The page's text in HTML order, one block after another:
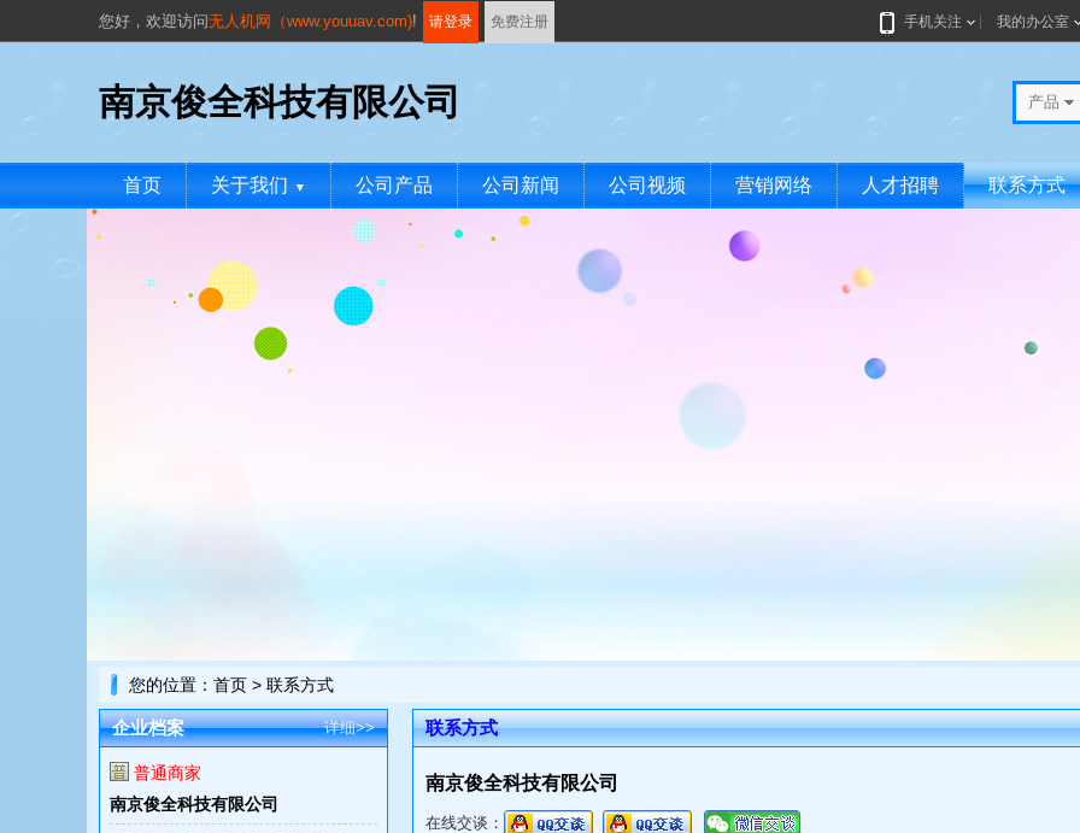
您好， 欢迎访问无人机网（www.youuav.com)! 请登录 免费注册 手机关注 我的办公室
南京俊全科技有限公司 产品
首页 关于我们 ▼ 公司产品 公司新闻 公司视频 营销网络 人才招聘 联系方式
您的位置： 首页 > 联系方式
企业档案 详细>>
普通商家
南京俊全科技有限公司
联系方式
南京俊全科技有限公司
在线交谈：